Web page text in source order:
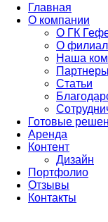
Главная
О компании
О ГК
О
Наша
Партнеры
Статьи
Готовые
Аренда
Контент
Дизайн
Портфолио
Отзывы
Контакты